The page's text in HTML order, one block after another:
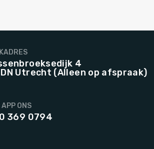
4
Utrecht (Alleen op afspraak)
ONS
369 0794